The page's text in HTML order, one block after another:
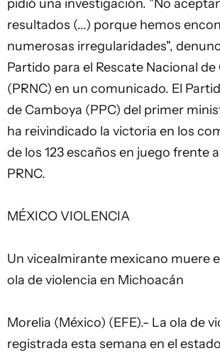
pidió una investigación. "No
resultados (...) porque hemos
numerosas irregularidades",
Partido para el Rescate Nacional de
(PRNC) en un comunicado. El
de Camboya (PPC) del primer
ha reivindicado la victoria en los
de los 123 escaños en juego frente
PRNC.
MÉXICO VIOLENCIA
Un vicealmirante mexicano muere
ola de violencia en Michoacán
Morelia (México) (EFE).- La ola de
registrada esta semana en el